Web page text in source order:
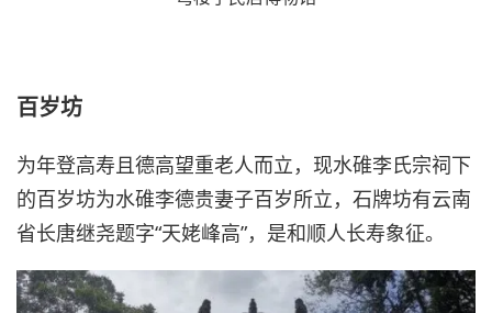
百岁坊
为年登高寿且德高望重老人而立，现水碓李氏宗祠下
的百岁坊为水碓李德贵妻子百岁所立，石牌坊有云南
省长唐继尧题字“天姥峰高”，是和顺人长寿象征。